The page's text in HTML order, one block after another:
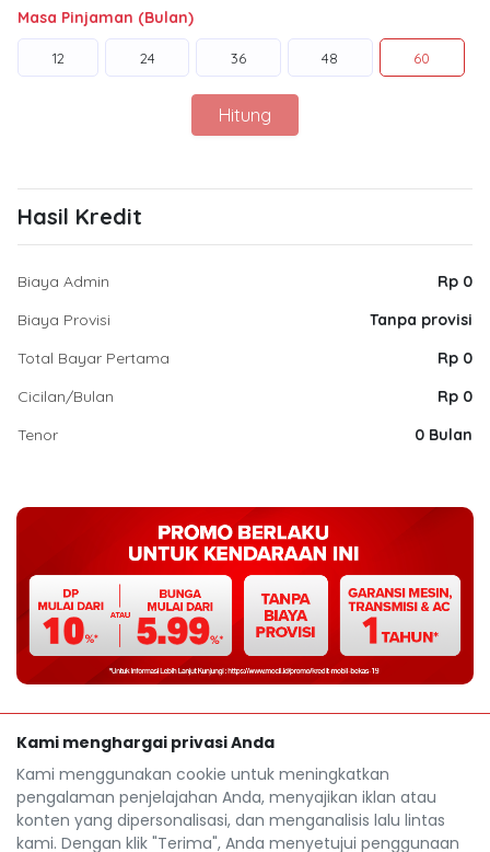
Masa Pinjaman (Bulan)
12 24 36 48 60
Hitung
Hasil Kredit
Biaya Admin
Rp 0
Biaya Provisi
Tanpa provisi
Total Bayar Pertama
Rp 0
Cicilan/Bulan
Rp 0
Tenor
0 Bulan
Kami menghargai privasi Anda
Kami menggunakan cookie untuk meningkatkan
pengalaman penjelajahan Anda, menyajikan iklan atau
konten yang dipersonalisasi, dan menganalisis lalu lintas
kami. Dengan klik "Terima", Anda menyetujui penggunaan